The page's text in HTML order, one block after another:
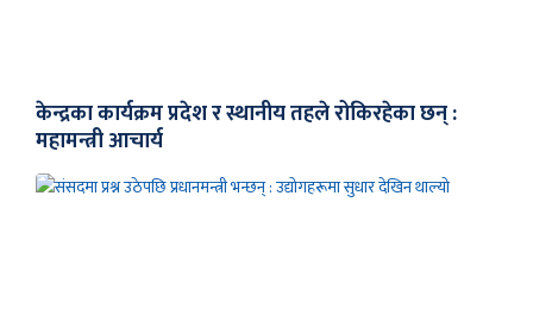
केन्द्रका कार्यक्रम प्रदेश र स्थानीय तहले रोकिरहेका छन् :
महामन्त्री आचार्य